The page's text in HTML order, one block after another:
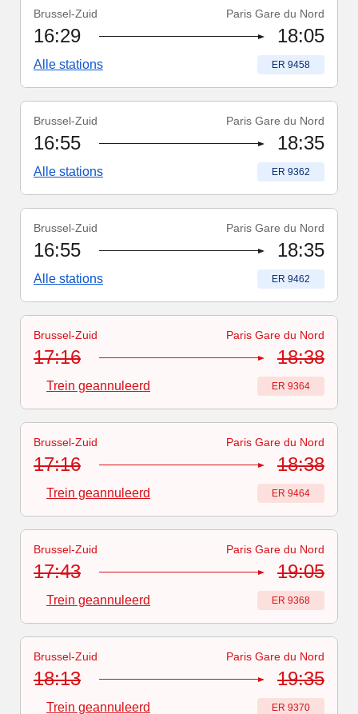
Treinnummer:
ER 9458
Brussel-Zuid Paris Gare du Nord
16:29 18:05
Alle stations Treinnummer
ER 9458
Treinnummer:
ER 9362
Brussel-Zuid Paris Gare du Nord
16:55 18:35
Alle stations Treinnummer
ER 9362
Treinnummer:
ER 9462
Brussel-Zuid Paris Gare du Nord
16:55 18:35
Alle stations Treinnummer
ER 9462
Treinnummer:
ER 9364-Trein geannuleerd
Brussel-Zuid Paris Gare du Nord
17:16 18:38
Trein geannuleerd Treinnummer
ER 9364
Treinnummer:
ER 9464-Trein geannuleerd
Brussel-Zuid Paris Gare du Nord
17:16 18:38
Trein geannuleerd Treinnummer
ER 9464
Treinnummer:
ER 9368-Trein geannuleerd
Brussel-Zuid Paris Gare du Nord
17:43 19:05
Trein geannuleerd Treinnummer
ER 9368
Treinnummer:
ER 9370-Trein geannuleerd
Brussel-Zuid Paris Gare du Nord
18:13 19:35
Trein geannuleerd Treinnummer
ER 9370